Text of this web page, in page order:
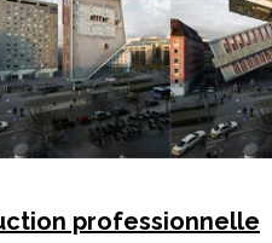
professionnelle